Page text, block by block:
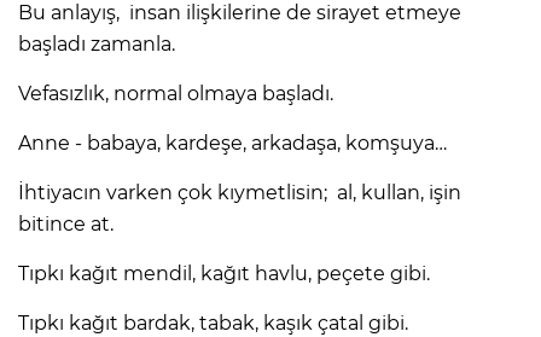
Bu anlayış, insan ilişkilerine de sirayet etmeye
başladı zamanla.
Vefasızlık, normal olmaya başladı.
Anne - babaya, kardeşe, arkadaşa, komşuya…
İhtiyacın varken çok kıymetlisin; al, kullan, işin
bitince at.
Tıpkı kağıt mendil, kağıt havlu, peçete gibi.
Tıpkı kağıt bardak, tabak, kaşık çatal gibi.